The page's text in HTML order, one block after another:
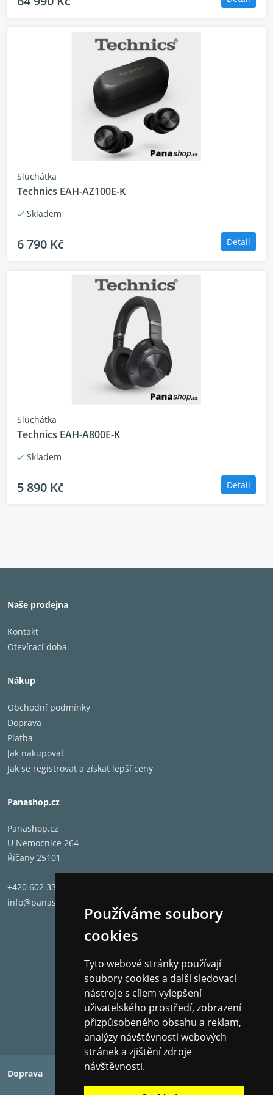
Používáme soubory
cookies
Tyto webové stránky používají
soubory cookies a další sledovací
nástroje s cílem vylepšení
uživatelského prostředí, zobrazení
přizpůsobeného obsahu a reklam,
analýzy návštěvnosti webových
stránek a zjištění zdroje
návštěvnosti.
Corporation podléhá licenci. Ostatní
Maximalizace přesnosti otáčení pomocí
digitálního řízení
Nadčasový zvuk. Moderní styl.
Objevte kouzlo hudby, která má duši.
Autentický analogový zvuk
vyladěný pro domácí použití
Přírodní textura
Vyrobeno z MDF, materiálu na bázi dřeva s jemnými
vrstvami vláken. Tento příjemný materiál doplňuje
decentní atmosféru a vnáší harmonii do každého
obytného prostoru.
Sluchátka
Technics EAH-AZ100E-K
Skladem
6 790 Kč Detail
Sluchátka
Technics EAH-A800E-K
Skladem
5 890 Kč Detail
Naše prodejna
Kontakt
Otevírací doba
Nákup
Obchodní podmínky
Doprava
Platba
Jak nakupovat
Jak se registrovat a získat lepší ceny
Panashop.cz
Panashop.cz
U Nemocnice 264
Říčany 25101
+420 602 331 662
info@panashop.cz
Doprava Platba